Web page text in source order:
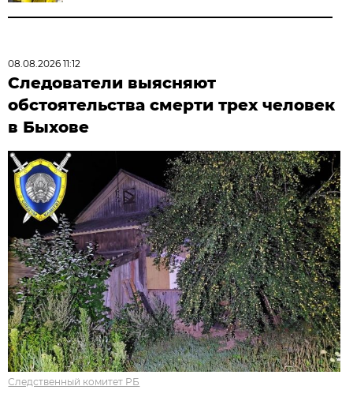
08.08.2026 11:12
Следователи выясняют
обстоятельства смерти трех человек
в Быхове
Следственный комитет РБ